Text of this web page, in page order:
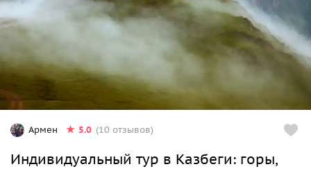
Армен 5.0 (10 отзывов)
Индивидуальный тур в Казбеги: горы,